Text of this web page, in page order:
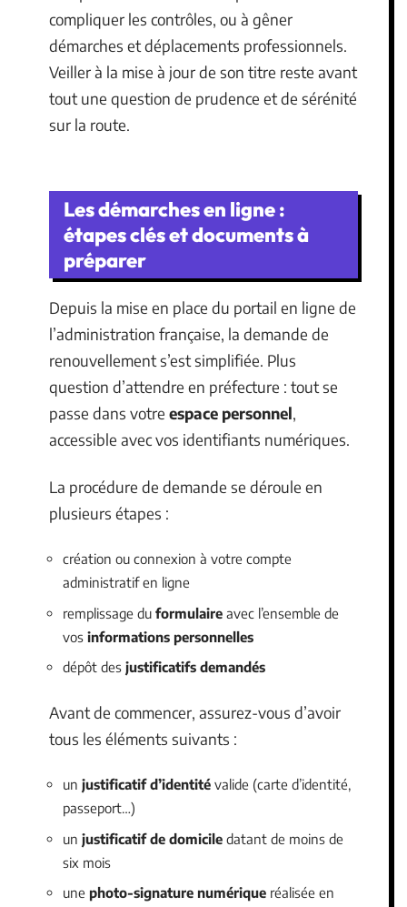
compliquer les contrôles, ou à gêner
démarches et déplacements professionnels.
Veiller à la mise à jour de son titre reste avant
tout une question de prudence et de sérénité
sur la route.
Les démarches en ligne :
étapes clés et documents à
préparer
Depuis la mise en place du portail en ligne de
l’administration française, la demande de
renouvellement s’est simplifiée. Plus
question d’attendre en préfecture : tout se
passe dans votre espace personnel,
accessible avec vos identifiants numériques.
La procédure de demande se déroule en
plusieurs étapes :
création ou connexion à votre compte
administratif en ligne
remplissage du formulaire avec l’ensemble de
vos informations personnelles
dépôt des justificatifs demandés
Avant de commencer, assurez-vous d’avoir
tous les éléments suivants :
un justificatif d’identité valide (carte d’identité,
passeport…)
un justificatif de domicile datant de moins de
six mois
une photo-signature numérique réalisée en